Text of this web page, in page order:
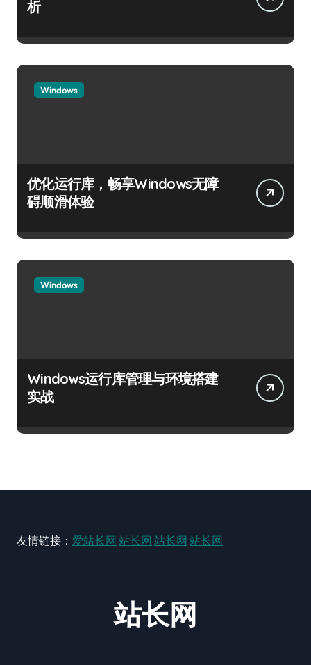
析
Windows
优化运行库，畅享Windows无障
碍顺滑体验
Windows
Windows运行库管理与环境搭建
实战
友情链接： 爱站长网 站长网 站长网 站长网
站长网